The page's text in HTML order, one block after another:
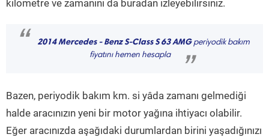
kilometre ve zamanını da buradan izleyebilirsiniz.
“ 2014 Mercedes - Benz S-Class S 63 AMGperiyodik bakım
fiyatını hemen hesapla
”
Bazen, periyodik bakım km. si yâda zamanı gelmediği
halde aracınızın yeni bir motor yağına ihtiyacı olabilir.
Eğer aracınızda aşağıdaki durumlardan birini yaşadığınızı